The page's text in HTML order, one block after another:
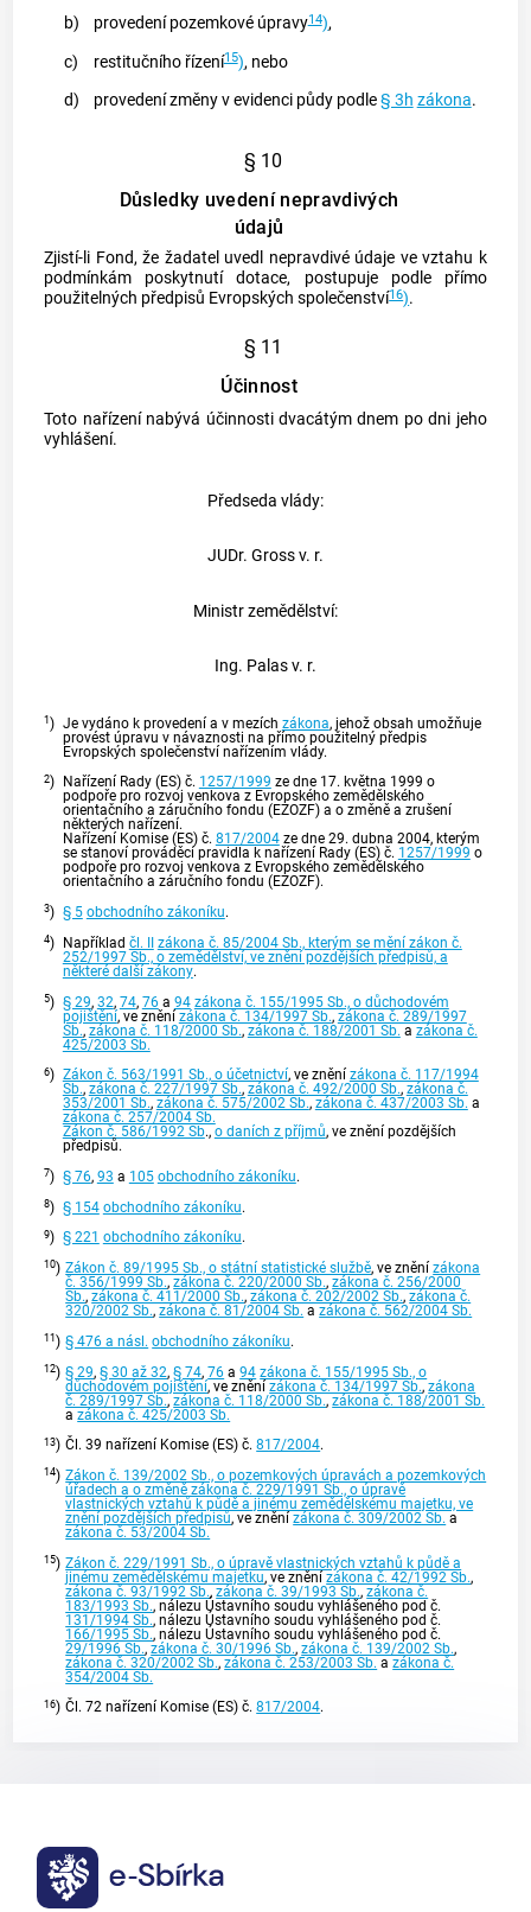
b)
provedení pozemkové úpravy14),
c)
restitučního řízení15), nebo
d)
provedení změny v evidenci půdy podle§ 3h zákona.
§ 10
Důsledky uvedení nepravdivých
údajů
Zjistí-li Fond, že žadatel uvedl nepravdivé údaje ve vztahu k
podmínkám poskytnutí dotace, postupuje podle přímo
použitelných předpisů Evropských společenství16).
§ 11
Účinnost
Toto nařízení nabývá účinnosti dvacátým dnem po dni jeho
vyhlášení.
Předseda vlády:
JUDr. Gross v. r.
Ministr zemědělství:
Ing. Palas v. r.
1) Je vydáno k provedení a v mezích zákona, jehož obsah umožňuje
provést úpravu v návaznosti na přímo použitelný předpis
Evropských společenství nařízením vlády.
2) Nařízení Rady (ES) č. 1257/1999 ze dne 17. května 1999 o
podpoře pro rozvoj venkova z Evropského zemědělského
orientačního a záručního fondu (EZOZF) a o změně a zrušení
některých nařízení.
Nařízení Komise (ES) č. 817/2004ze dne 29. dubna 2004, kterým
se stanoví prováděcí pravidla k nařízení Rady (ES) č. 1257/1999 o
podpoře pro rozvoj venkova z Evropského zemědělského
orientačního a záručního fondu (EZOZF).
3) § 5 obchodního zákoníku.
4) Například čl. II zákona č. 85/2004 Sb., kterým se mění zákon č.
252/1997 Sb., o zemědělství, ve znění pozdějších předpisů, a
některé další zákony.
5) § 29, 32, 74, 76a 94 zákona č. 155/1995 Sb., o důchodovém
pojištění, ve znění zákona č. 134/1997 Sb., zákona č. 289/1997
Sb., zákona č. 118/2000 Sb., zákona č. 188/2001 Sb. a zákona č.
425/2003 Sb.
6) Zákon č. 563/1991 Sb., o účetnictví, ve znění zákona č. 117/1994
Sb., zákona č. 227/1997 Sb., zákona č. 492/2000 Sb., zákona č.
353/2001 Sb., zákona č. 575/2002 Sb., zákona č. 437/2003 Sb. a
zákona č. 257/2004 Sb.
Zákon č. 586/1992 Sb., o daních z příjmů, ve znění pozdějších
předpisů.
7) § 76, 93 a 105 obchodního zákoníku.
8) § 154 obchodního zákoníku.
9) § 221 obchodního zákoníku.
10) Zákon č. 89/1995 Sb., o státní statistické službě, ve zněnízákona
č. 356/1999 Sb.,zákona č. 220/2000 Sb.,zákona č. 256/2000
Sb.,zákona č. 411/2000 Sb.,zákona č. 202/2002 Sb.,zákona č.
320/2002 Sb.,zákona č. 81/2004 Sb. azákona č. 562/2004 Sb.
11) § 476 a násl. obchodního zákoníku.
12) § 29,§ 30 až 32,§ 74,76 a94 zákona č. 155/1995 Sb., o
důchodovém pojištění, ve zněnízákona č. 134/1997 Sb.,zákona
č. 289/1997 Sb.,zákona č. 118/2000 Sb.,zákona č. 188/2001 Sb.
azákona č. 425/2003 Sb.
13) Čl. 39 nařízení Komise (ES) č.817/2004.
14) Zákon č. 139/2002 Sb., o pozemkových úpravách a pozemkových
úřadech a o změně zákona č. 229/1991 Sb., o úpravě
vlastnických vztahů k půdě a jinému zemědělskému majetku, ve
znění pozdějších předpisů, ve zněnízákona č. 309/2002 Sb. a
zákona č. 53/2004 Sb.
15) Zákon č. 229/1991 Sb., o úpravě vlastnických vztahů k půdě a
jinému zemědělskému majetku, ve zněnízákona č. 42/1992 Sb.,
zákona č. 93/1992 Sb.,zákona č. 39/1993 Sb.,zákona č.
183/1993 Sb., nálezuÚstavního soudu vyhlášeného pod č.
131/1994 Sb., nálezu Ústavního soudu vyhlášeného pod č.
166/1995 Sb., nálezu Ústavního soudu vyhlášeného pod č.
29/1996 Sb.,zákona č. 30/1996 Sb.,zákona č. 139/2002 Sb.,
zákona č. 320/2002 Sb.,zákona č. 253/2003 Sb. azákona č.
354/2004 Sb.
16) Čl. 72 nařízení Komise (ES) č.817/2004.